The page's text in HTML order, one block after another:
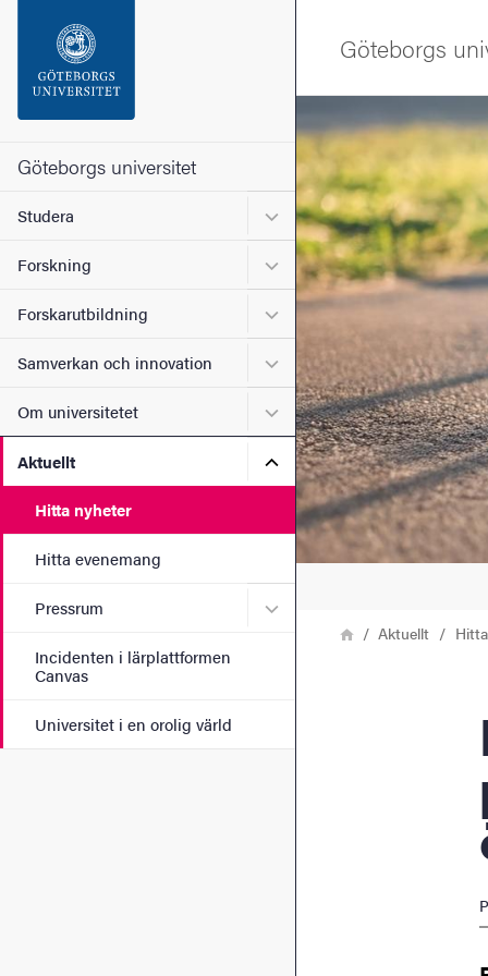
Sidfoten
Om webbplatsen
Göteborgs universitet
Studera Undermeny för Studera
Forskning Undermeny för Forskning
Forskarutbildning Undermeny för
Samverkan och innovation Undermeny för Samverkan
Om universitetet Undermeny för Om
Aktuellt Undermeny för Aktuellt
Hitta nyheter
Hitta evenemang
Pressrum Undermeny för Pressrum
Incidenten i lärplattformen
Canvas
Universitet i en orolig värld
Göteborgs
Bild
LänkstigHemAktuellt